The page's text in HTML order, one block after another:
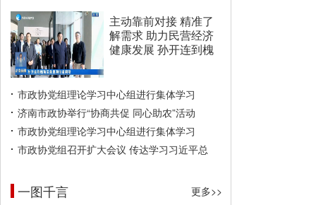
主动靠前对接 精准了
解需求 助力民营经济
健康发展 孙开连到槐
市政协党组理论学习中心组进行集体学习
济南市政协举行“协商共促 同心助农”活动
市政协党组理论学习中心组进行集体学习
市政协党组召开扩大会议 传达学习习近平总
一图千言 更多>>